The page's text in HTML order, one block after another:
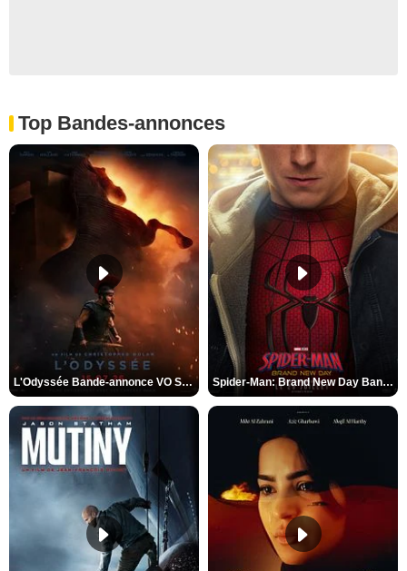
Top Bandes-annonces
L'Odyssée Bande-annonce VO STFR Spider-Man: Brand New Day Bande-annonce VO STFR